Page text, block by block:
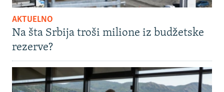
AKTUELNO
Na šta Srbija troši milione iz budžetske
rezerve?